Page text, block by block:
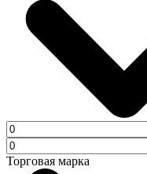
Торговая марка